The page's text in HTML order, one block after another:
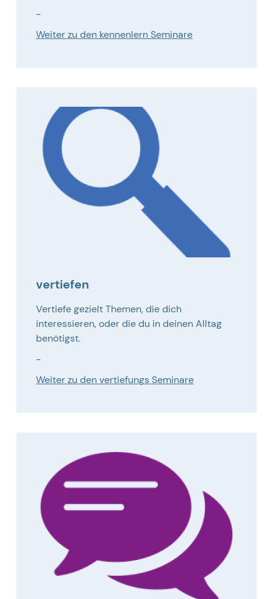
-
Weiter zu den kennenlern Seminare
vertiefen
Vertiefe gezielt Themen, die dich
interessieren, oder die du in deinen Alltag
benötigst.
-
Weiter zu den vertiefungs Seminare